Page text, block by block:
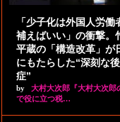
「少子化は外国人労働
補えばいい」の衝撃。
平蔵の「構造改革」が
にもたらした“深刻な
症”
by
大村大次郎『大村大次郎
で役に立つ税…